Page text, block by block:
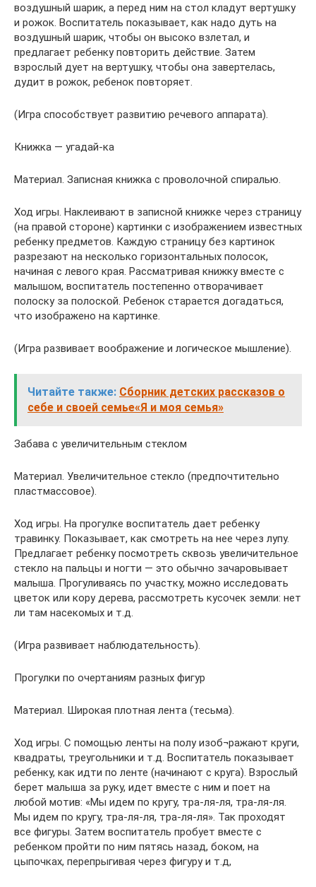
воздушный шарик, а перед ним на стол кладут вертушку
и рожок. Воспитатель показывает, как надо дуть на
воздушный шарик, чтобы он высоко взлетал, и
предлагает ребенку повторить действие. Затем
взрослый дует на вертушку, чтобы она завертелась,
дудит в рожок, ребенок повторяет.
(Игра способствует развитию речевого аппарата).
Книжка — угадай-ка
Материал. Записная книжка с проволочной спиралью.
Ход игры. Наклеивают в записной книжке через страницу
(на правой стороне) картинки с изображением известных
ребенку предметов. Каждую страницу без картинок
разрезают на несколько горизонтальных полосок,
начиная с левого края. Рассматривая книжку вместе с
малышом, воспитатель постепенно отворачивает
полоску за полоской. Ребенок старается догадаться,
что изображено на картинке.
(Игра развивает воображение и логическое мышление).
Читайте также: Сборник детских рассказов о
себе и своей семье«Я и моя семья»
Забава с увеличительным стеклом
Материал. Увеличительное стекло (предпочтительно
пластмассовое).
Ход игры. На прогулке воспитатель дает ребенку
травинку. Показывает, как смотреть на нее через лупу.
Предлагает ребенку посмотреть сквозь увеличительное
стекло на пальцы и ногти — это обычно зачаровывает
малыша. Прогуливаясь по участку, можно исследовать
цветок или кору дерева, рассмотреть кусочек земли: нет
ли там насекомых и т.д.
(Игра развивает наблюдательность).
Прогулки по очертаниям разных фигур
Материал. Широкая плотная лента (тесьма).
Ход игры. С помощью ленты на полу изоб¬ражают круги,
квадраты, треугольники и т.д. Воспитатель показывает
ребенку, как идти по ленте (начинают с круга). Взрослый
берет малыша за руку, идет вместе с ним и поет на
любой мотив: «Мы идем по кругу, тра-ля-ля, тра-ля-ля.
Мы идем по кругу, тра-ля-ля, тра-ля-ля». Так проходят
все фигуры. Затем воспитатель пробует вместе с
ребенком пройти по ним пятясь назад, боком, на
цыпочках, перепрыгивая через фигуру и т.д,